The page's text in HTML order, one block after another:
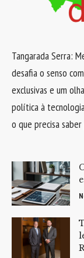
Tangarada Serra:
desafia o senso
exclusivas e um
política à
o que precisa